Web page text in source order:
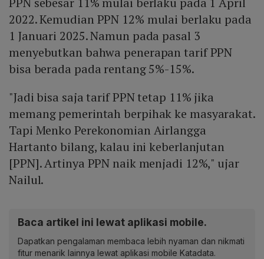
2022. Kemudian PPN 12% mulai berlaku pada
1 Januari 2025. Namun pada pasal 3
menyebutkan bahwa penerapan tarif PPN
bisa berada pada rentang 5%-15%.
"Jadi bisa saja tarif PPN tetap 11% jika
memang pemerintah berpihak ke masyarakat.
Tapi Menko Perekonomian Airlangga
Hartanto bilang, kalau ini keberlanjutan
[PPN]. Artinya PPN naik menjadi 12%," ujar
Nailul.
Baca artikel ini lewat aplikasi mobile.
Dapatkan pengalaman membaca lebih nyaman dan nikmati
fitur menarik lainnya lewat aplikasi mobile Katadata.